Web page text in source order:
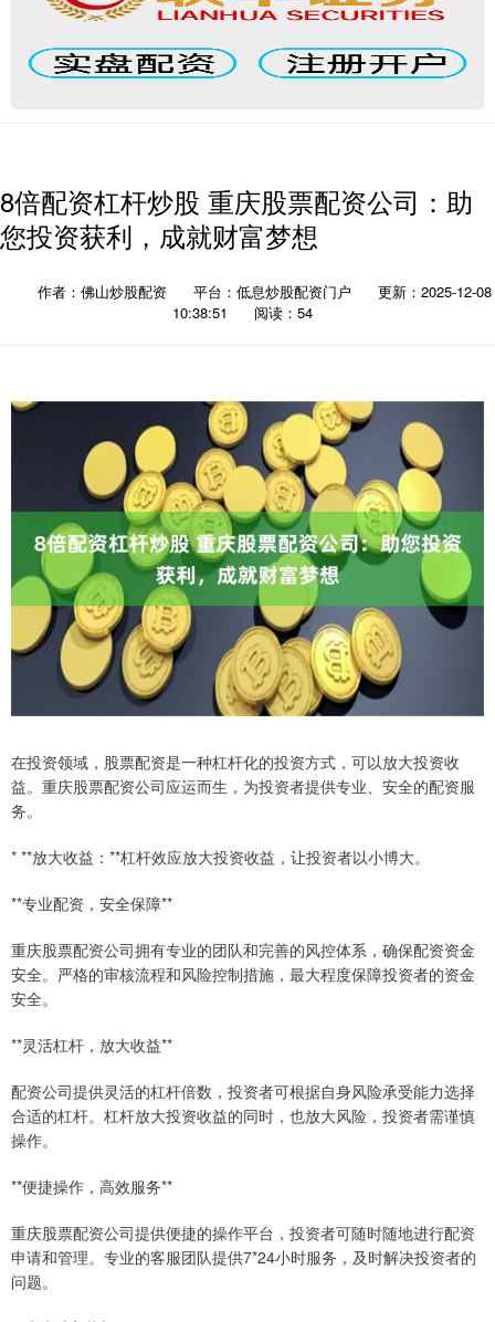
8倍配资杠杆炒股 重庆股票配资公司：助
您投资获利，成就财富梦想
作者：佛山炒股配资 平台：低息炒股配资门户
更新：2025-12-08
10:38:51
阅读：54
在投资领域，股票配资是一种杠杆化的投资方式，可以放大投资收
益。重庆股票配资公司应运而生，为投资者提供专业、安全的配资服
务。
* **放大收益：**杠杆效应放大投资收益，让投资者以小博大。
**专业配资，安全保障**
重庆股票配资公司拥有专业的团队和完善的风控体系，确保配资资金
安全。严格的审核流程和风险控制措施，最大程度保障投资者的资金
安全。
**灵活杠杆，放大收益**
配资公司提供灵活的杠杆倍数，投资者可根据自身风险承受能力选择
合适的杠杆。杠杆放大投资收益的同时，也放大风险，投资者需谨慎
操作。
**便捷操作，高效服务**
重庆股票配资公司提供便捷的操作平台，投资者可随时随地进行配资
申请和管理。专业的客服团队提供7*24小时服务，及时解决投资者的
问题。